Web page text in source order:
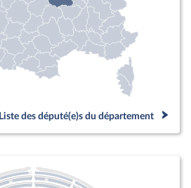
Liste des député(e)s du département